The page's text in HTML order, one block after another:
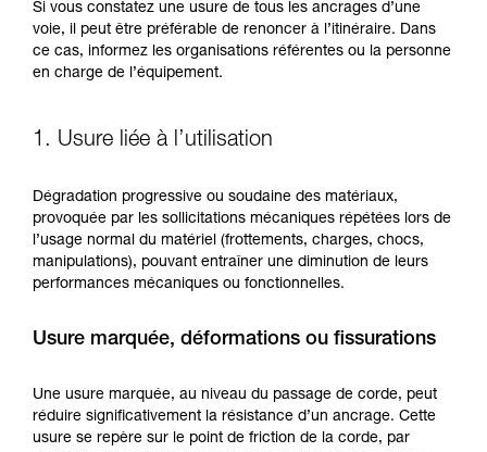
liées à votre activité. Il peut en exister d’autres
que nous ne décrivons pas ici.
Si vous constatez une usure de tous les ancrages d’une
voie, il peut être préférable de renoncer à l’itinéraire. Dans
ce cas, informez les organisations référentes ou la personne
en charge de l’équipement.
1. Usure liée à l’utilisation
Dégradation progressive ou soudaine des matériaux,
provoquée par les sollicitations mécaniques répétées lors de
l’usage normal du matériel (frottements, charges, chocs,
manipulations), pouvant entraîner une diminution de leurs
performances mécaniques ou fonctionnelles.
Usure marquée, déformations ou fissurations
Une usure marquée, au niveau du passage de corde, peut
réduire significativement la résistance d’un ancrage. Cette
usure se repère sur le point de friction de la corde, par